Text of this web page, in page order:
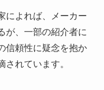
によれば、メーカー
が、一部の紹介者に
信頼性に疑念を抱か
れています。